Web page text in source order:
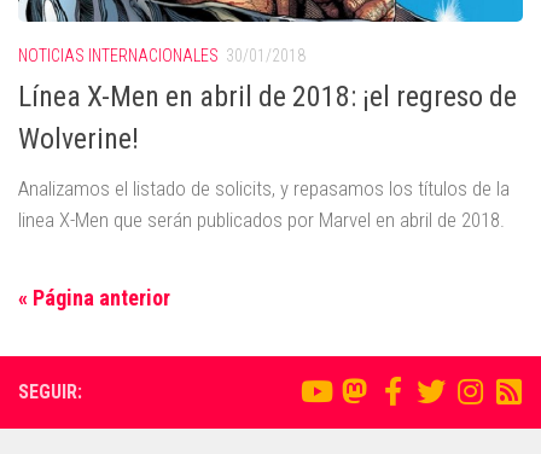
NOTICIAS INTERNACIONALES 30/01/2018
Línea X-Men en abril de 2018: ¡el regreso de
Wolverine!
Analizamos el listado de solicits, y repasamos los títulos de la
linea X-Men que serán publicados por Marvel en abril de 2018.
« Página anterior
SEGUIR: